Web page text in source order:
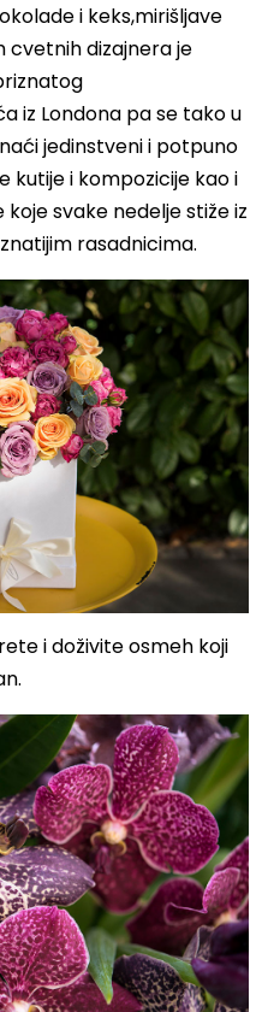
i keks,mirišljave
cvetnih dizajnera je
iz Londona pa se tako u
jedinstveni i potpuno
kutije i kompozicije kao i
svake nedelje stiže iz
rasadnicima.
i doživite osmeh koji